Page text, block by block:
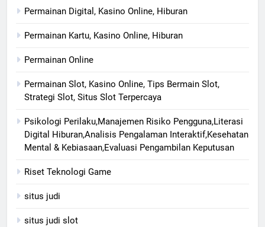
Permainan Digital, Kasino Online, Hiburan
Permainan Kartu, Kasino Online, Hiburan
Permainan Online
Permainan Slot, Kasino Online, Tips Bermain Slot,
Strategi Slot, Situs Slot Terpercaya
Psikologi Perilaku,Manajemen Risiko Pengguna,Literasi
Digital Hiburan,Analisis Pengalaman Interaktif,Kesehatan
Mental & Kebiasaan,Evaluasi Pengambilan Keputusan
Riset Teknologi Game
situs judi
situs judi slot